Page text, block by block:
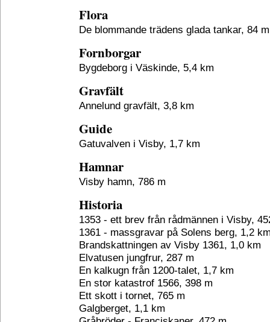
Flora
De blommande trädens glada tankar, 84 m
Fornborgar
Bygdeborg i Väskinde, 5,4 km
Gravfält
Annelund gravfält, 3,8 km
Guide
Gatuvalven i Visby, 1,7 km
Hamnar
Visby hamn, 786 m
Historia
1353 - ett brev från rådmännen i Visby,
1361 - massgravar på Solens berg, 1,2
Brandskattningen av Visby 1361, 1,0 km
Elvatusen jungfrur, 287 m
En kalkugn från 1200-talet, 1,7 km
En stor katastrof 1566, 398 m
Ett skott i tornet, 765 m
Galgberget, 1,1 km